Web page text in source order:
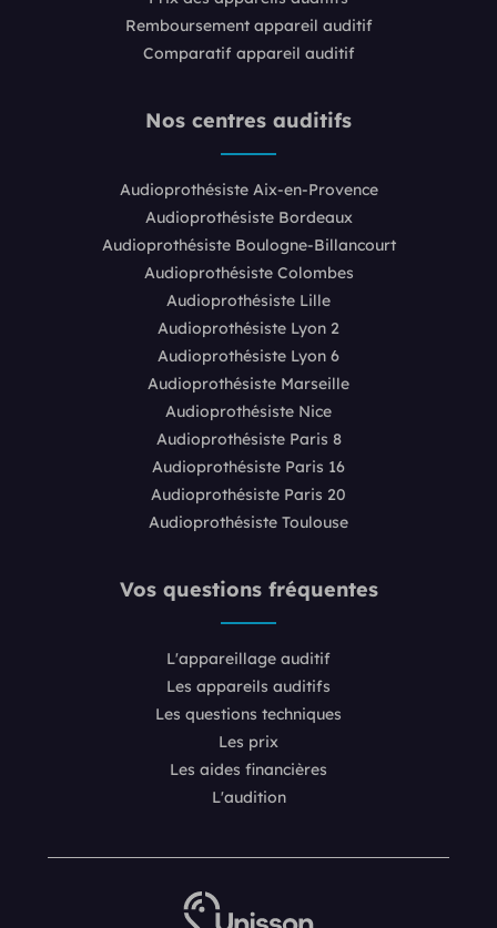
Remboursement appareil auditif
Comparatif appareil auditif
Nos centres auditifs
Audioprothésiste Aix-en-Provence
Audioprothésiste Bordeaux
Audioprothésiste Boulogne-Billancourt
Audioprothésiste Colombes
Audioprothésiste Lille
Audioprothésiste Lyon 2
Audioprothésiste Lyon 6
Audioprothésiste Marseille
Audioprothésiste Nice
Audioprothésiste Paris 8
Audioprothésiste Paris 16
Audioprothésiste Paris 20
Audioprothésiste Toulouse
Vos questions fréquentes
L'appareillage auditif
Les appareils auditifs
Les questions techniques
Les prix
Les aides financières
L'audition